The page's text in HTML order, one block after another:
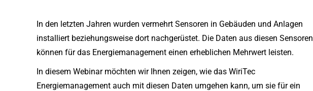
In den letzten Jahren wurden vermehrt Sensoren in Gebäuden und Anlagen
installiert beziehungsweise dort nachgerüstet. Die Daten aus diesen Sensoren
können für das Energiemanagement einen erheblichen Mehrwert leisten.
In diesem Webinar möchten wir Ihnen zeigen, wie das WiriTec
Energiemanagement auch mit diesen Daten umgehen kann, um sie für ein